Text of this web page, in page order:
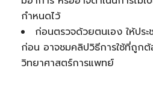
กำหนดไว้
ก่อนตรวจด้วยตนเอง ให้ประ
ก่อน อาจชมคลิปวิธีการใช้ที่ถูกต้
วิทยาศาสตร์การแพทย์